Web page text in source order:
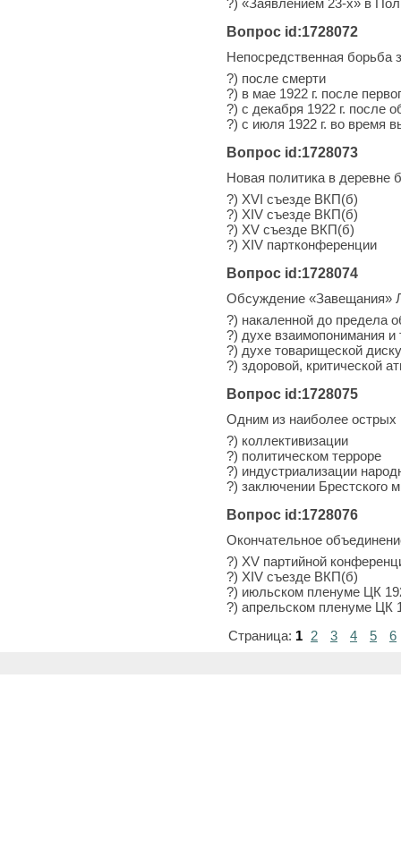
Вопрос id:1728072
Непосредственная борьба
?) после смерти
?) в мае 1922 г. после
?) с декабря 1922 г. после
?) с июля 1922 г. во время
Вопрос id:1728073
Новая политика в деревне
?) XVI съезде ВКП(б)
?) XIV съезде ВКП(б)
?) XV съезде ВКП(б)
?) XIV партконференции
Вопрос id:1728074
Обсуждение «Завещания»
?) накаленной до предела
?) духе взаимопонимания и
?) духе товарищеской
?) здоровой, критической
Вопрос id:1728075
Одним из наиболее острых
?) коллективизации
?) политическом терроре
?) индустриализации
?) заключении Брестского
Вопрос id:1728076
Окончательное
?) XV партийной
?) XIV съезде ВКП(б)
?) июльском пленуме ЦК
?) апрельском пленуме ЦК
Страница: 1 2 3 4 5 6